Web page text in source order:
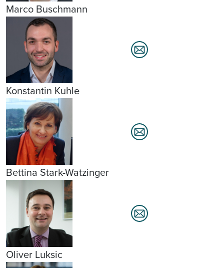
Marco Buschmann
Konstantin Kuhle
Bettina Stark-Watzinger
Oliver Luksic